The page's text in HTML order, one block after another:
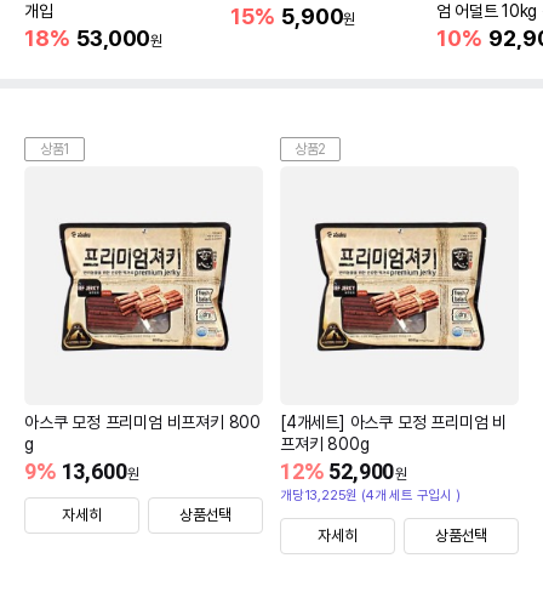
개입
18% 53,000원
15% 5,900원
엄 어덜트 10kg
증진
10%
상품1
아스쿠 모정 프리미엄 비프져키 800
g
13,600원
9%
자세히 상품선택
상품2
[4개세트] 아스쿠 모정 프리미엄 비
프져키 800g
52,900원
12%
개당13,225원 (4개 세트 구입시 )
자세히 상품선택